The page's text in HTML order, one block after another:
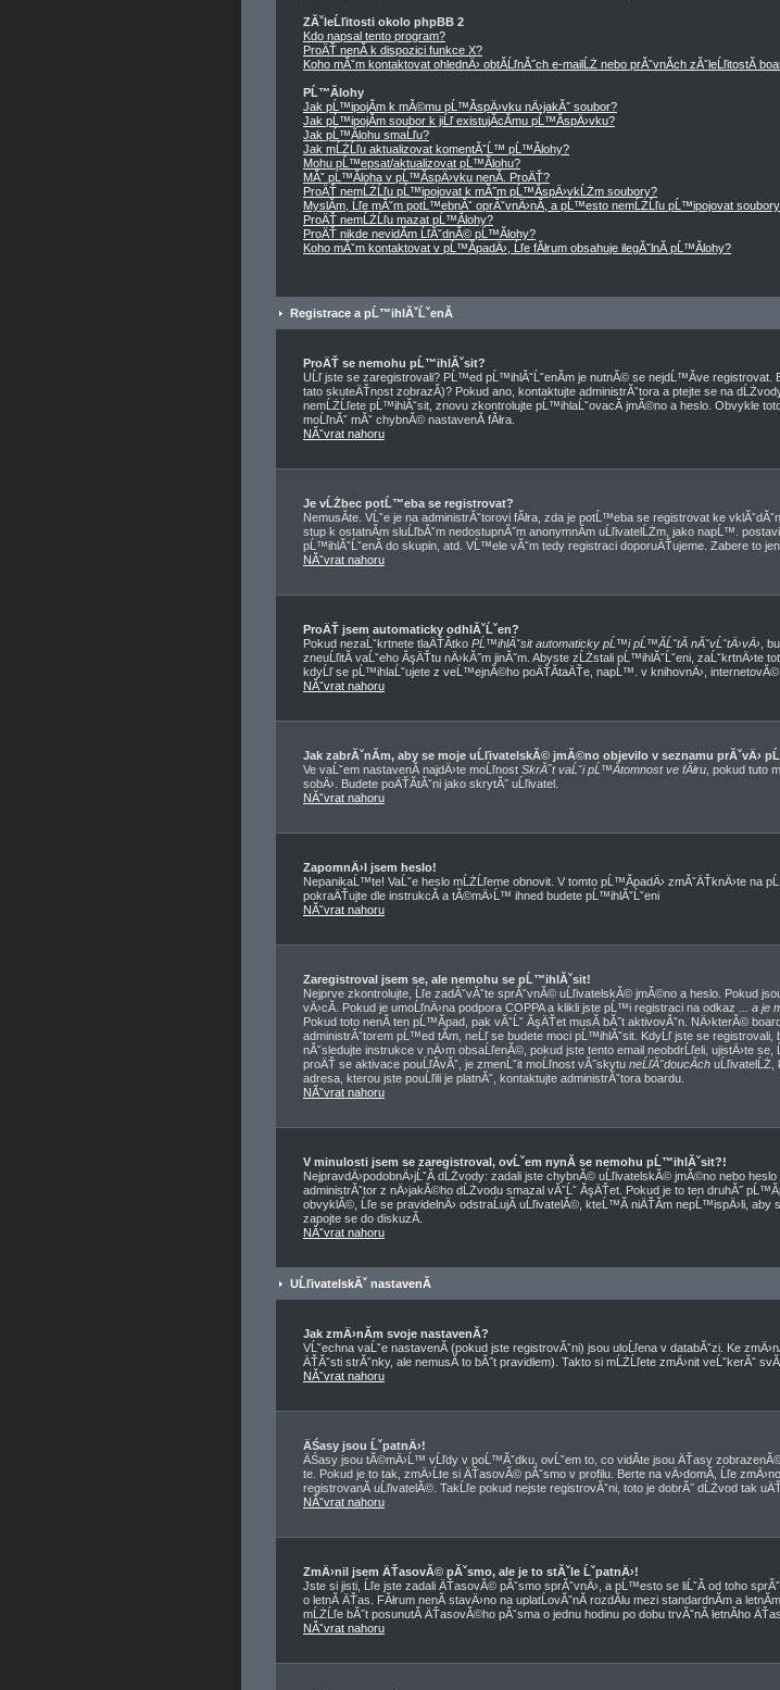
ZĂˇleĹľitosti okolo phpBB 2
Kdo napsal tento program?
ProÄŤ nenĂ­ k dispozici funkce X?
Koho mĂˇm kontaktovat ohlednÄ› obtĂ­ĹľnĂ˝ch e-mailĹŻ nebo prĂˇvnĂ­ch zĂˇleĹľitostĂ­
PĹ™Ă­lohy
Jak pĹ™ipojĂ­m k mĂ©mu pĹ™Ă­spÄ›vku nÄ›jakĂ˝ soubor?
Jak pĹ™ipojĂ­m soubor k jiĹľ existujĂ­cĂ­mu pĹ™Ă­spÄ›vku?
Jak pĹ™Ă­lohu smaĹľu?
Jak mĹŻĹľu aktualizovat komentĂˇĹ™ pĹ™Ă­lohy?
Mohu pĹ™epsat/aktualizovat pĹ™Ă­lohu?
MĂˇ pĹ™Ă­loha v pĹ™Ă­spÄ›vku nenĂ­. ProÄŤ?
ProÄŤ nemĹŻĹľu pĹ™ipojovat k mĂ˝m pĹ™Ă­spÄ›vkĹŻm soubory?
MyslĂ­m, Ĺľe mĂˇm potĹ™ebnĂˇ oprĂˇvnÄ›nĂ­, a pĹ™esto nemĹŻĹľu pĹ™ipojovat
ProÄŤ nemĹŻĹľu mazat pĹ™Ă­lohy?
ProÄŤ nikde nevidĂ­m ĹľĂˇdnĂ© pĹ™Ă­lohy?
Koho mĂˇm kontaktovat v pĹ™Ă­padÄ›, Ĺľe fĂłrum obsahuje ilegĂˇlnĂ­ pĹ™Ă­lohy?
Registrace a pĹ™ihlĂˇĹˇenĂ­
ProÄŤ se nemohu pĹ™ihlĂˇsit?
UĹľ jste se zaregistrovali? PĹ™ed pĹ™ihlĂˇĹˇenĂ­m je nutnĂ© se nejdĹ™Ă­ve registrovat.
tato skuteÄŤnost zobrazĂ­)? Pokud ano, kontaktujte administrĂˇtora a ptejte se na
nemĹŻĹľete pĹ™ihlĂˇsit, znovu zkontrolujte pĹ™ihlaĹˇovacĂ­ jmĂ©no a heslo. Obvykle
moĹľnĂˇ mĂˇ chybnĂ© nastavenĂ­ fĂłra.
NĂˇvrat nahoru
Je vĹŻbec potĹ™eba se registrovat?
NemusĂ­te. VĹˇe je na administrĂˇtorovi fĂłra, zda je potĹ™eba se registrovat ke
stup k ostatnĂ­m sluĹľbĂˇm nedostupnĂ˝m anonymnĂ­m uĹľivatelĹŻm, jako napĹ™.
pĹ™ihlĂˇĹˇenĂ­ do skupin, atd. VĹ™ele vĂˇm tedy registraci doporuÄŤujeme. Zabere to jen
NĂˇvrat nahoru
ProÄŤ jsem automaticky odhlĂˇĹˇen?
Pokud nezaĹˇkrtnete tlaÄŤĂ­tko PĹ™ihlĂˇsit automaticky pĹ™i pĹ™Ă­ĹˇtĂ­ nĂˇvĹˇtÄ›vÄ› ,
zneuĹľitĂ­ vaĹˇeho ĂşÄŤtu nÄ›kĂ˝m jinĂ˝m. Abyste zĹŻstali pĹ™ihlĂˇĹˇeni, zaĹˇkrtnÄ›te
kdyĹľ se pĹ™ihlaĹˇujete z veĹ™ejnĂ©ho poÄŤĂ­taÄŤe, napĹ™. v knihovnÄ›, internetovĂ©
NĂˇvrat nahoru
Jak zabrĂˇnĂ­m, aby se moje uĹľivatelskĂ© jmĂ©no objevilo v seznamu prĂˇvÄ›
Ve vaĹˇem nastavenĂ­ najdÄ›te moĹľnost SkrĂ˝t vaĹˇi pĹ™Ă­tomnost ve fĂłru , pokud tuto
sobÄ›. Budete poÄŤĂ­tĂˇni jako skrytĂ˝ uĹľivatel.
NĂˇvrat nahoru
ZapomnÄ›l jsem heslo!
NepanikaĹ™te! VaĹˇe heslo mĹŻĹľeme obnovit. V tomto pĹ™Ă­padÄ› zmĂˇÄŤknÄ›te na
pokraÄŤujte dle instrukcĂ­ a tĂ©mÄ›Ĺ™ ihned budete pĹ™ihlĂˇĹˇeni
NĂˇvrat nahoru
Zaregistroval jsem se, ale nemohu se pĹ™ihlĂˇsit!
Nejprve zkontrolujte, Ĺľe zadĂˇvĂˇte sprĂˇvnĂ© uĹľivatelskĂ© jmĂ©no a heslo. Pokud
vÄ›cĂ­. Pokud je umoĹľnÄ›na podpora COPPA a klikli jste pĹ™i registraci na odkaz
... a je
Pokud toto nenĂ­ ten pĹ™Ă­pad, pak vĂˇĹˇ ĂşÄŤet musĂ­ bĂ˝t aktivovĂˇn. NÄ›kterĂ©
administrĂˇtorem pĹ™ed tĂ­m, neĹľ se budete moci pĹ™ihlĂˇsit. KdyĹľ jste se registrovali,
nĂˇsledujte instrukce v nÄ›m obsaĹľenĂ©, pokud jste tento email neobdrĹľeli, ujistÄ›te se,
proÄŤ se aktivace pouĹľĂ­vĂˇ, je zmenĹˇit moĹľnost vĂ˝skytu neĹľĂˇdoucĂ­ch uĹľivatelĹŻ,
adresa, kterou jste pouĹľili je platnĂˇ, kontaktujte administrĂˇtora boardu.
NĂˇvrat nahoru
V minulosti jsem se zaregistroval, ovĹˇem nynĂ­ se nemohu pĹ™ihlĂˇsit?!
NejpravdÄ›podobnÄ›jĹˇĂ­ dĹŻvody: zadali jste chybnĂ© uĹľivatelskĂ© jmĂ©no nebo
administrĂˇtor z nÄ›jakĂ©ho dĹŻvodu smazal vĂˇĹˇ ĂşÄŤet. Pokud je to ten druhĂ˝
obvyklĂ©, Ĺľe se pravidelnÄ› odstraĹujĂ­ uĹľivatelĂ©, kteĹ™Ă­ niÄŤĂ­m nepĹ™ispÄ›li,
zapojte se do diskuzĂ­.
NĂˇvrat nahoru
UĹľivatelskĂˇ nastavenĂ­
Jak zmÄ›nĂ­m svoje nastavenĂ­?
VĹˇechna vaĹˇe nastavenĂ­ (pokud jste registrovĂˇni) jsou uloĹľena v databĂˇzi. Ke
ÄŤĂˇsti strĂˇnky, ale nemusĂ­ to bĂ˝t pravidlem). Takto si mĹŻĹľete zmÄ›nit veĹˇkerĂˇ
NĂˇvrat nahoru
ÄŚasy jsou ĹˇpatnÄ›!
ÄŚasy jsou tĂ©mÄ›Ĺ™ vĹľdy v poĹ™Ăˇdku, ovĹˇem to, co vidĂ­te jsou ÄŤasy
te. Pokud je to tak, zmÄ›Ĺte si ÄŤasovĂ© pĂˇsmo v profilu. Berte na vÄ›domĂ­, Ĺľe
registrovanĂ­ uĹľivatelĂ©. TakĹľe pokud nejste registrovĂˇni, toto je dobrĂ˝ dĹŻvod tak
NĂˇvrat nahoru
ZmÄ›nil jsem ÄŤasovĂ© pĂˇsmo, ale je to stĂˇle ĹˇpatnÄ›!
Jste si jisti, Ĺľe jste zadali ÄŤasovĂ© pĂˇsmo sprĂˇvnÄ›, a pĹ™esto se liĹˇĂ­ od toho
o letnĂ­ ÄŤas. FĂłrum nenĂ­ stavÄ›no na uplatĹovĂˇnĂ­ rozdĂ­lu mezi standardnĂ­m a
mĹŻĹľe bĂ˝t posunutĂ­ ÄŤasovĂ©ho pĂˇsma o jednu hodinu po dobu trvĂˇnĂ­ letnĂ­ho
NĂˇvrat nahoru